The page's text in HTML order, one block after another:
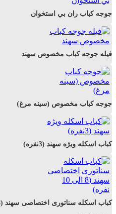
جوجه کباب ران بي استخوان
فیله جوجه کباب مخصوص سهند
جوجه کباب مخصوص (سینه مرغ)
کباب اسکله ویژه سهند (3نفره)
کباب اسکله سناتوری اختصاصی سهند (8 الی 10 نفره)